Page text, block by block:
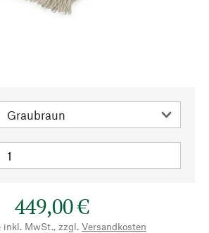
449,00 €
inkl. MwSt., zzgl. Versandkosten